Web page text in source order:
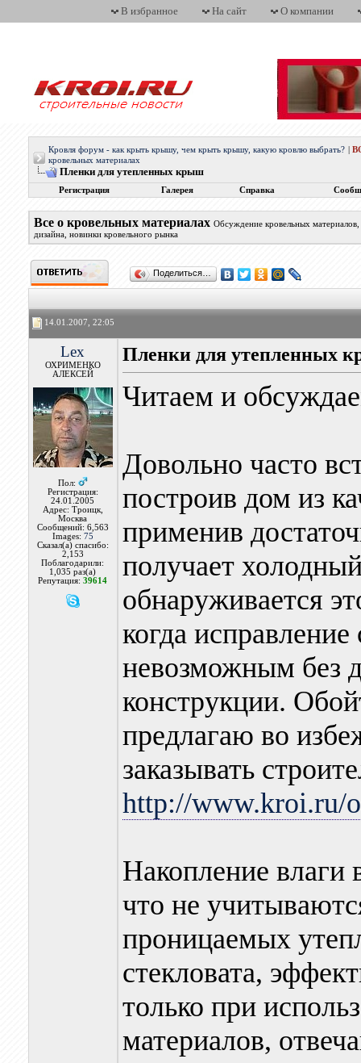
В избранное На сайт О компании
Кровля форум - как крыть крышу, чем крыть крышу, какую кровлю выбрать?
кровельных материалах
Пленки для утепленных крыш
Регистрация Галерея Справка
Все о кровельных материалах Обсуждение кровельных
дизайна, новинки кровельного рынка
Поделиться…
14.01.2007, 22:05
Lex
ОХРИМЕНКО
АЛЕКСЕЙ
Пол:
Регистрация:
24.01.2005
Адрес: Троицк,
Москва
Сообщений: 6,563
Images: 75
Сказал(а) спасибо:
2,153
Поблагодарили:
1,035 раз(а)
Репутация:39614
Пленки для утепленных
Читаем и
Довольно часто
построив дом из
применив
получает
обнаруживается
когда
невозможным без
конструкции.
предлагаю во
заказывать
http://www.kroi.ru/
Накопление влаги
что не
проницаемых
стекловата,
только при
материалов,